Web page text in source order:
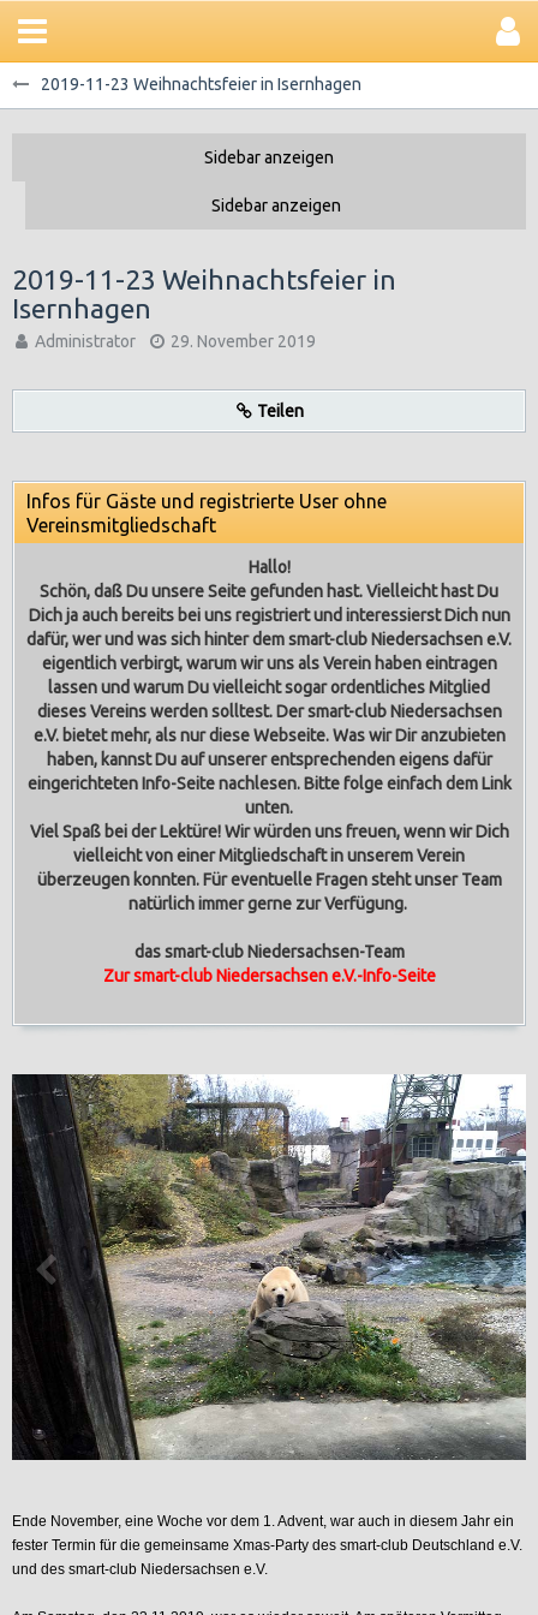
2019-11-23 Weihnachtsfeier in Isernhagen
2019-11-23 Weihnachtsfeier in
Isernhagen
Administrator 29. November 2019
Teilen
Infos für Gäste und registrierte User ohne
Vereinsmitgliedschaft
Hallo!
Schön, daß Du unsere Seite gefunden hast. Vielleicht hast Du
Dich ja auch bereits bei uns registriert und interessierst Dich nun
dafür, wer und was sich hinter dem smart-club Niedersachsen e.V.
eigentlich verbirgt, warum wir uns als Verein haben eintragen
lassen und warum Du vielleicht sogar ordentliches Mitglied
dieses Vereins werden solltest. Der smart-club Niedersachsen
e.V. bietet mehr, als nur diese Webseite. Was wir Dir anzubieten
haben, kannst Du auf unserer entsprechenden eigens dafür
eingerichteten Info-Seite nachlesen. Bitte folge einfach dem Link
unten.
Viel Spaß bei der Lektüre! Wir würden uns freuen, wenn wir Dich
vielleicht von einer Mitgliedschaft in unserem Verein
überzeugen konnten. Für eventuelle Fragen steht unser Team
natürlich immer gerne zur Verfügung.
das smart-club Niedersachsen-Team
Zur smart-club Niedersachsen e.V.-Info-Seite
Ende November, eine Woche vor dem 1. Advent, war auch in diesem Jahr ein
fester Termin für die gemeinsame Xmas-Party des smart-club Deutschland e.V.
und des smart-club Niedersachsen e.V.